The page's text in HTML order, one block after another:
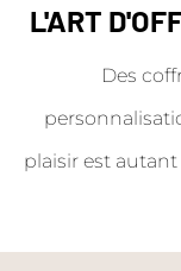
L'ART
Des
plaisir est